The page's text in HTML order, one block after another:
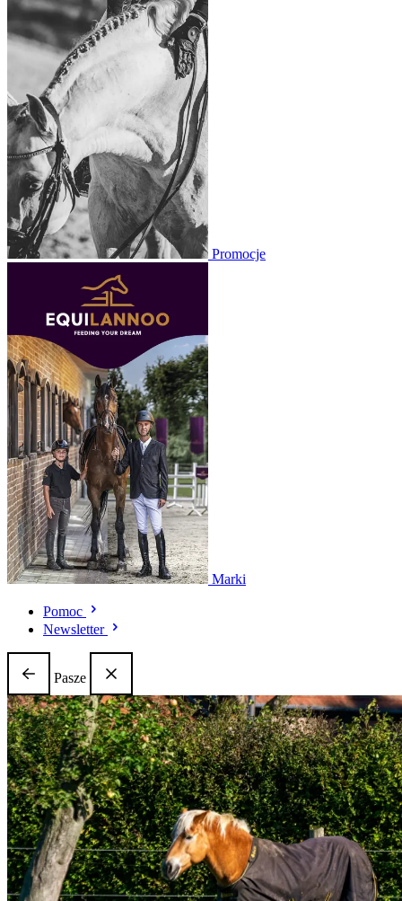
Promocje
Marki
Pomoc
Newsletter
Pasze